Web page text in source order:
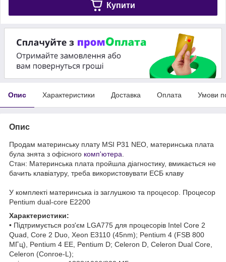
Купити
Опис Характеристики Доставка Оплата Умови
Опис
Продам материнську плату MSI P31 NEO, материнська плата
була знята з офісного комп'ютера.
Стан: Материнська плата пройшла діагностику, вмикається не
бачить клавіатуру, треба використовувати ЕСБ клаву
У комплекті материнська із заглушкою та процесор. Процесор
Pentium dual-core E2200
Характеристики:
• Підтримується роз'єм LGA775 для процесорів Intel Core 2
Quad, Core 2 Duo, Xeon E3110 (45nm); Pentium 4 (FSB 800
МГц), Pentium 4 EE, Pentium D; Celeron D, Celeron Dual Core,
Celeron (Conroe-L);